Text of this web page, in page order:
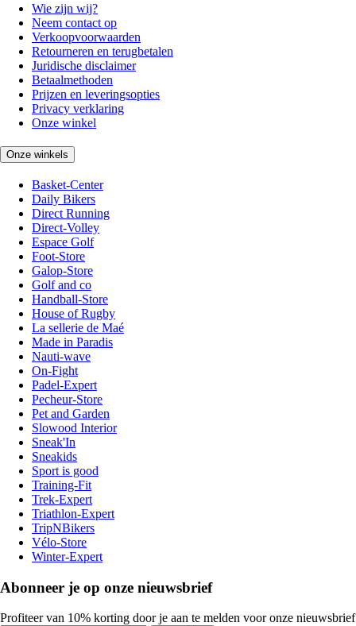
Wie zijn wij?
Neem contact op
Verkoopvoorwaarden
Retourneren en terugbetalen
Juridische disclaimer
Betaalmethoden
Prijzen en leveringsopties
Privacy verklaring
Onze winkel
Onze winkels
Basket-Center
Daily Bikers
Direct Running
Direct-Volley
Espace Golf
Foot-Store
Galop-Store
Golf and co
Handball-Store
House of Rugby
La sellerie de Maé
Made in Paradis
Nauti-wave
On-Fight
Padel-Expert
Pecheur-Store
Pet and Garden
Slowood Interior
Sneak'In
Sneakids
Sport is good
Training-Fit
Trek-Expert
Triathlon-Expert
TripNBikers
Vélo-Store
Winter-Expert
Abonneer je op onze nieuwsbrief
Profiteer van 10% korting door je aan te melden voor onze nieuwsbrief